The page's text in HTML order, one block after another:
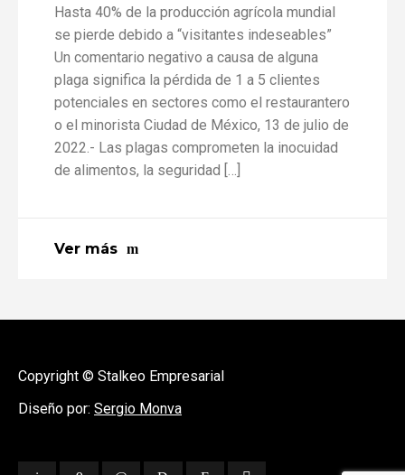
Hasta 40% de la producción agrícola mundial
se pierde debido a “visitantes indeseables”
Un comentario negativo a causa de alguna
plaga significa la pérdida de 1 a 5 clientes
potenciales en sectores como el restaurantero
o el minorista Ciudad de México, 13 de julio de
2022.- Las plagas comprometen la inocuidad
de alimentos, la seguridad […]
Ver más
Copyright © Stalkeo Empresarial
Diseño por: Sergio Monva